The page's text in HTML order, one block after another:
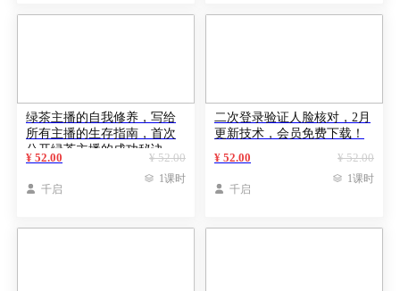
绿茶主播的自我修养，写给
所有主播的生存指南，首次
公开绿茶主播的成功秘诀
¥ 52.00
¥ 52.00
 千启
 1课时
二次登录验证人脸核对，2月
更新技术，会员免费下载！
¥ 52.00
¥ 52.00
 千启
 1课时